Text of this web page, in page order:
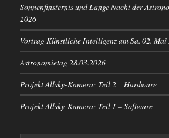
Sonnenfinsternis und Lange Nacht der
2026
Vortrag Künstliche Intelligenz am Sa. 02. Mai
Astronomietag 28.03.2026
Projekt Allsky-Kamera: Teil 2 – Hardware
Projekt Allsky-Kamera: Teil 1 – Software